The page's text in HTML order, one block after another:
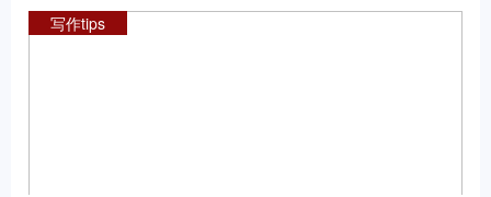
写作tips